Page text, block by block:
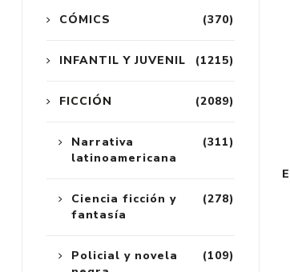
(370)
CÓMICS
(1215)
INFANTIL Y JUVENIL
(2089)
FICCIÓN
(311)
Narrativa
latinoamericana
(278)
Ciencia ficción y
fantasía
(109)
Policial y novela